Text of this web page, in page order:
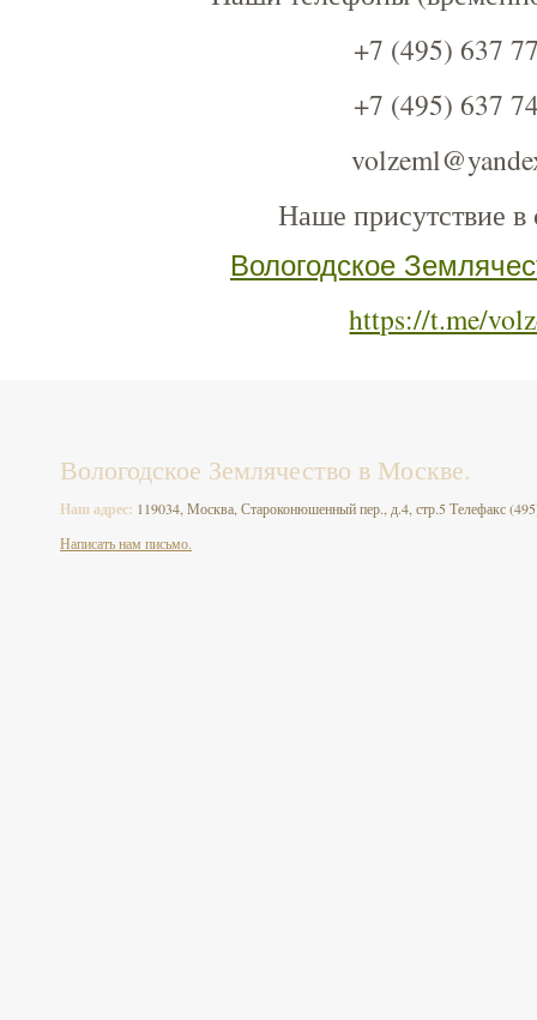
+7 (495) 637
+7 (495) 637
Наше присутствие в
Вологодское
https://t.me/
Вологодское Землячество в Москве.
Наш адрес: 119034, Москва, Староконюшенный пер., д.4, стр.5 Телефакс
Написать нам письмо.